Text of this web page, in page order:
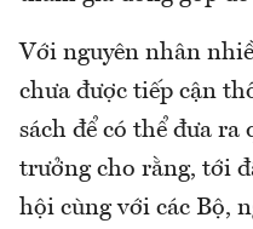
Với nguyên nhân
chưa được tiếp cận
sách để có thể đưa
trưởng cho rằng, tới
hội cùng với các Bộ,